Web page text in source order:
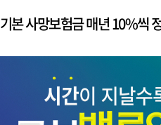
기본 사망보험금 매년 10%씩